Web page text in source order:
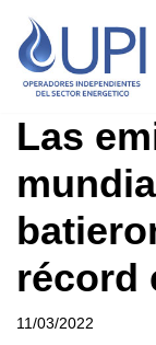
Saltar
al
Las
récord
11/03/2022